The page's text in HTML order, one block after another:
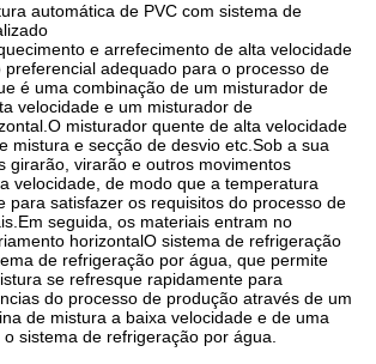
automática de PVC com sistema de
e arrefecimento de alta velocidade
adequado para o processo de
é uma combinação de um misturador de
velocidade e um misturador de
misturador quente de alta velocidade
mistura e secção de desvio etc.Sob a sua
girarão, virarão e outros movimentos
velocidade, de modo que a temperatura
para satisfazer os requisitos do processo de
seguida, os materiais entram no
horizontalO sistema de refrigeração
de refrigeração por água, que permite
se refresque rapidamente para
do processo de produção através de um
de mistura a baixa velocidade e de uma
sistema de refrigeração por água.